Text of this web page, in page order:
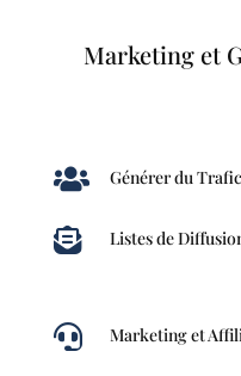
Marketing et
 Générer du
 Listes de
 Marketing et